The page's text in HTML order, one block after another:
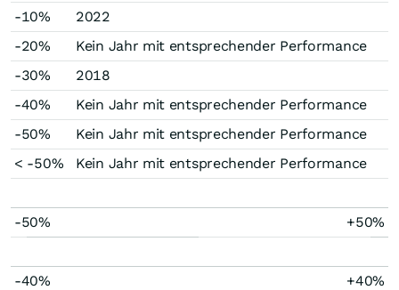
-10%
2022
-20%
Kein Jahr mit entsprechender Performance
-30%
2018
-40%
Kein Jahr mit entsprechender Performance
-50%
Kein Jahr mit entsprechender Performance
< -50%
Kein Jahr mit entsprechender Performance
-50% +50%
-40% +40%